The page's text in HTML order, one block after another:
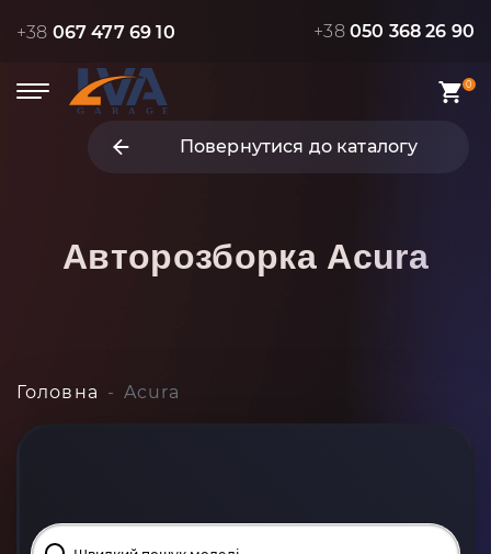
+38 067 477 69 10 +38 050 368 26 90
0
Повернутися до каталогу
Авторозборка Acura
Головна Acura